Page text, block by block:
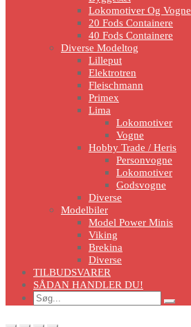
Lokomotiver Og Vogne
20 Fods Containere
40 Fods Containere
Diverse Modeltog
Lilleput
Elektrotren
Fleischmann
Primex
Lima
Lokomotiver
Vogne
Hobby Trade / Heris
Personvogne
Lokomotiver
Godsvogne
Diverse
Modelbiler
Model Power Minis
Viking
Brekina
Diverse
TILBUDSVARER
SÅDAN HANDLER DU!
Search